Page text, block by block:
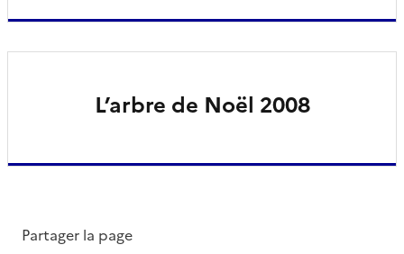
L’arbre de Noël 2008
Partager la page